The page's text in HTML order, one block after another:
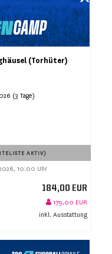
(Torhüter)
(3 Tage)
AKTIV)
10:00 Uhr
184,00 EUR
179,00 EUR
inkl. Ausstattung